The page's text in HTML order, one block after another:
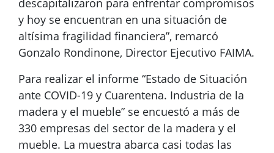
descapitalizaron para enfrentar compromisos
y hoy se encuentran en una situación de
altísima fragilidad financiera”, remarcó
Gonzalo Rondinone, Director Ejecutivo FAIMA.
Para realizar el informe “Estado de Situación
ante COVID-19 y Cuarentena. Industria de la
madera y el mueble” se encuestó a más de
330 empresas del sector de la madera y el
mueble. La muestra abarca casi todas las